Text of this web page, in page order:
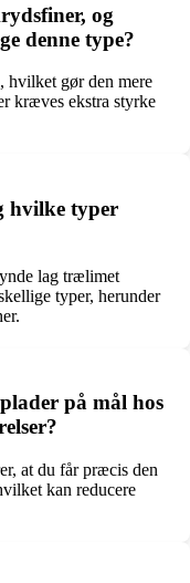
og
denne type?
hvilket gør den mere
kræves ekstra styrke
hvilke typer
lag trælimet
typer, herunder
på mål hos
at du får præcis den
kan reducere